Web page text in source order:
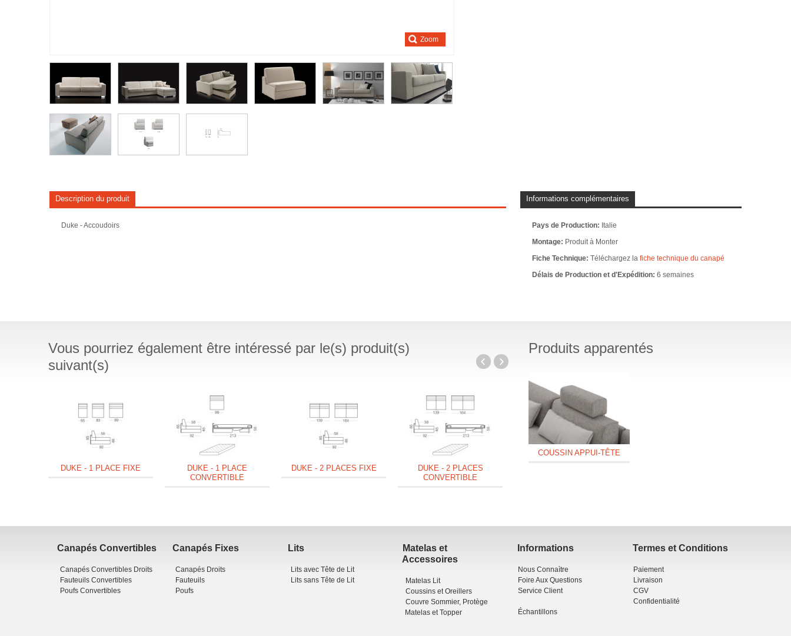
Zoom
Description du produit
Duke - Accoudoirs
Informations complémentaires
Pays de Production: Italie
Montage: Produit à Monter
Fiche Technique: Téléchargez la fiche technique du canapé
Délais de Production et d'Expédition: 6 semaines
Vous pourriez également être intéressé par le(s) produit(s)
suivant(s)
DUKE - 1 PLACE FIXE
DUKE - 1 PLACE
CONVERTIBLE
DUKE - 2 PLACES FIXE
DUKE - 2 PLACES
CONVERTIBLE
DUKE - 3 PLACES FIXE
Produits apparentés
COUSSIN APPUI-TÊTE
Canapés Convertibles
Canapés Convertibles Droits
Fauteuils Convertibles
Poufs Convertibles
Canapés Fixes
Canapés Droits
Fauteuils
Poufs
Lits
Lits avec Tête de Lit
Lits sans Tête de Lit
Matelas et
Accessoires
Matelas Lit
Coussins et Oreillers
Couvre Sommier, Protège
Matelas et Topper
Informations
Nous Connaìtre
Foire Aux Questions
Service Client
Échantillons
Termes et Conditions
Paiement
Livraison
CGV
Confidentialité